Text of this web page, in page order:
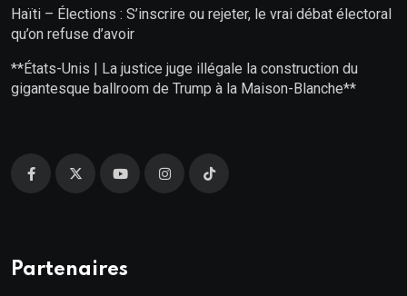
Haïti – Élections : S’inscrire ou rejeter, le vrai débat électoral
qu’on refuse d’avoir
**États-Unis | La justice juge illégale la construction du
gigantesque ballroom de Trump à la Maison-Blanche**
Partenaires